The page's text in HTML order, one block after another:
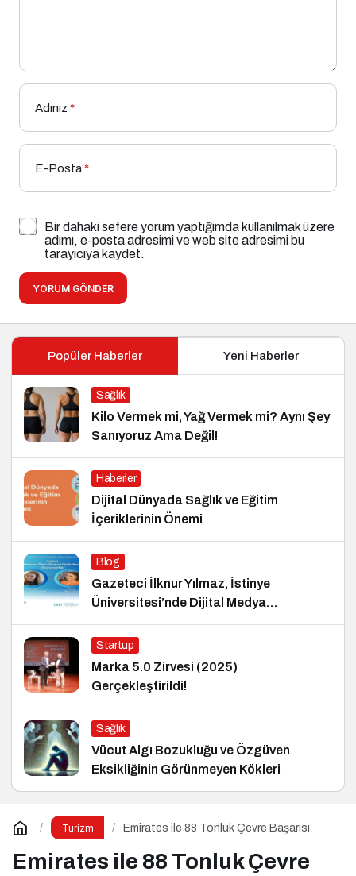
Adınız *
E-Posta*
Bir dahaki sefere yorum yaptığımda kullanılmak üzere
adımı, e-posta adresimi ve web site adresimi bu
tarayıcıya kaydet.
YORUM GÖNDER
Popüler Haberler Yeni Haberler
Sağlık
Kilo Vermek mi, Yağ Vermek mi? Aynı Şey
Sanıyoruz Ama Değil!
Haberler
Dijital Dünyada Sağlık ve Eğitim
İçeriklerinin Önemi
Blog
Gazeteci İlknur Yılmaz, İstinye
Üniversitesi’nde Dijital Medya
Okuryazarlığı Dersinin Konuğu Oldu
Startup
Marka 5.0 Zirvesi (2025)
Gerçekleştirildi!
Sağlık
Vücut Algı Bozukluğu ve Özgüven
Eksikliğinin Görünmeyen Kökleri
Turizm Emirates ile 88 Tonluk Çevre Başarısı
Emirates ile 88 Tonluk Çevre